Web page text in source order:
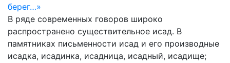
берег…»
В ряде современных говоров широко
распространено существительное исад. В
памятниках письменности исад и его производные
исадка, исадинка, исадница, исадный, исадище;